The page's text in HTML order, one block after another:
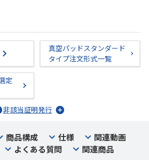
真空パッドスタンダード
タイプ注文形式一覧
定
非該当証明発行
商品構成 仕様
関連動画
よくある質問 関連商品